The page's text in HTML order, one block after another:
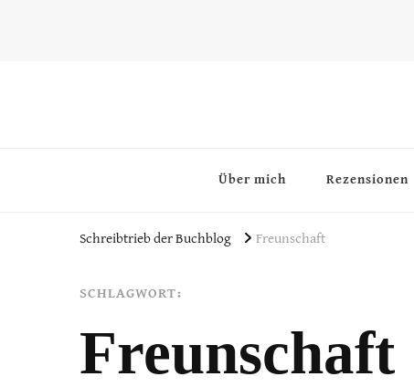
Über mich Rezensionen
Schreibtrieb der Buchblog Freunschaft
SCHLAGWORT:
Freunschaft